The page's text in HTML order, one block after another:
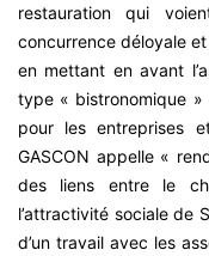
restauration qui
concurrence déloyale et
en mettant en avant
type « bistronomique
pour les entreprises
GASCON appelle «
des liens entre le
l’attractivité sociale de
d’un travail avec les